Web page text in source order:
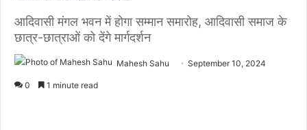
आदिवासी मंगल भवन में होगा सम्मान समारोह, आदिवासी समाज के
छात्र-छात्राओं को देंगे मार्गदर्शन
Mahesh Sahu September 10, 2024
0 1 minute read